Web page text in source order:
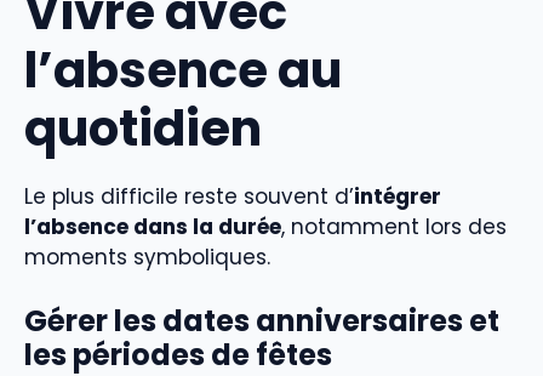
l’absence au
quotidien
Le plus difficile reste souvent d’intégrer
l’absence dans la durée, notamment lors des
moments symboliques.
Gérer les dates anniversaires et
les périodes de fêtes